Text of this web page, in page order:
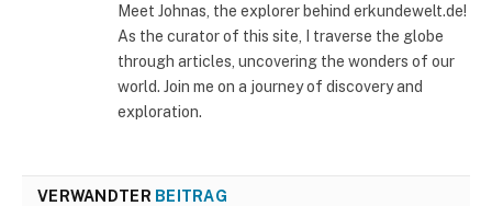
Meet Johnas, the explorer behind erkundewelt.de!
As the curator of this site, I traverse the globe
through articles, uncovering the wonders of our
world. Join me on a journey of discovery and
exploration.
VERWANDTER BEITRAG